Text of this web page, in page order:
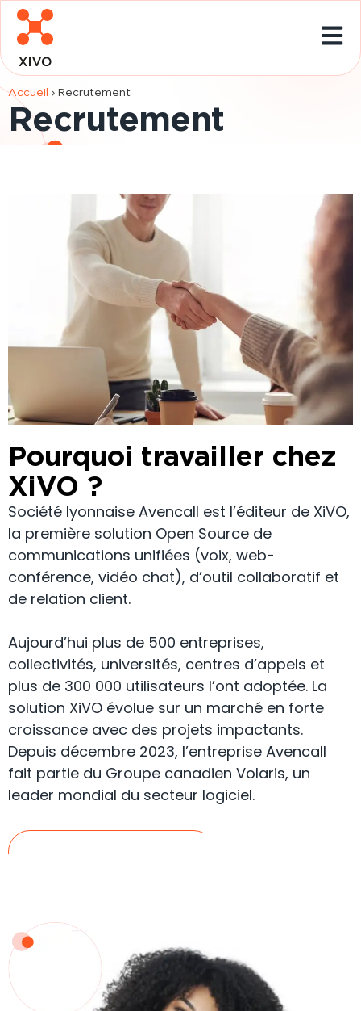
Accueil › Recrutement
Recrutement
Pourquoi travailler chez
XiVO ?
Société lyonnaise Avencall est l’éditeur de XiVO,
la première solution Open Source de
communications unifiées (voix, web-
conférence, vidéo chat), d’outil collaboratif et
de relation client.
Aujourd’hui plus de 500 entreprises,
collectivités, universités, centres d’appels et
plus de 300 000 utilisateurs l’ont adoptée. La
solution XiVO évolue sur un marché en forte
croissance avec des projets impactants.
Depuis décembre 2023, l’entreprise Avencall
fait partie du Groupe canadien Volaris, un
leader mondial du secteur logiciel.